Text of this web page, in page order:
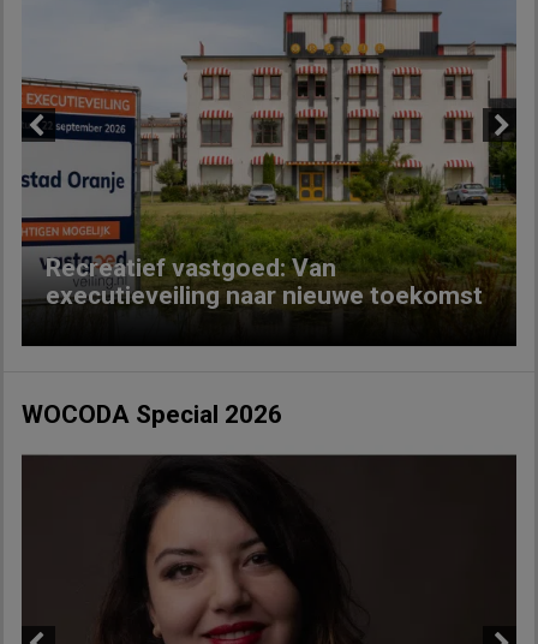
Recreatief vastgoed: Van
executieveiling naar nieuwe toekomst
Next
WOCODA Special 2026